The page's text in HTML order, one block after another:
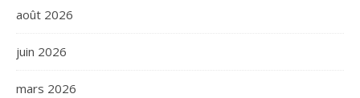
août 2026
juin 2026
mars 2026